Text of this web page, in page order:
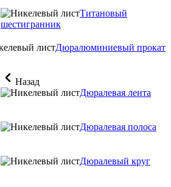
Титановый
шестигранник
Дюралюминиевый прокат
Назад
Дюралевая лента
Дюралевая полоса
Дюралевый круг